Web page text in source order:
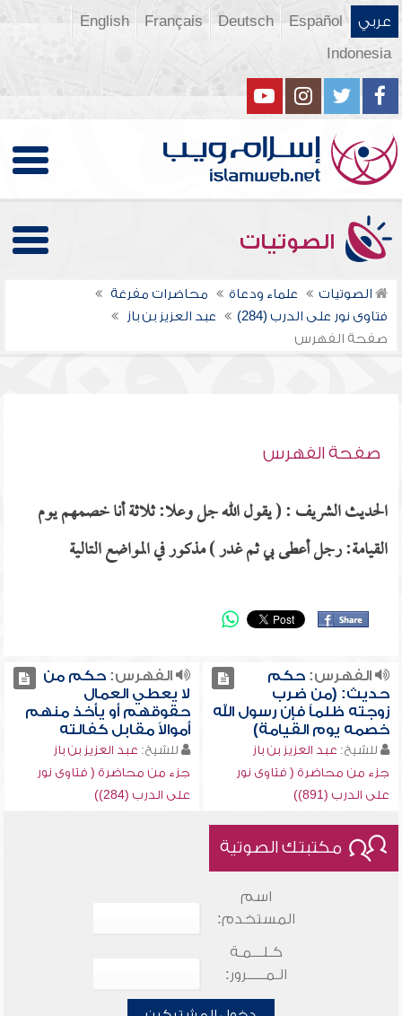
عربي Español
Deutsch
Français
English
Indonesia
الصوتيات
الصوتيات علماء ودعاة
محاضرات مفرغة
فتاوى نور على الدرب (284)
عبد العزيز بن باز
صفحة الفهرس
صفحة الفهرس
الحديث الشريف : ( يقول الله جل وعلا: ثلاثة أنا خصمهم يوم
القيامة: رجل أعطى بي ثم غدر ) مذكور في المواضع التالية
الفهرس:حكم
حديث: (من ضرب
زوجته ظلماً فإن رسول الله
خصمه يوم القيامة)
للشيخ: عبد العزيز بن باز
جزء من محاضرة ( فتاوى نور
على الدرب (891))
الفهرس:حكم من
لا يعطي العمال
حقوقهم أو يأخذ منهم
أموالاً مقابل كفالته
للشيخ: عبد العزيز بن باز
جزء من محاضرة ( فتاوى نور
على الدرب (284))
مكتبتك الصوتية
اسم
المستخدم:
كـلـــمـة
الـمـــــرور: